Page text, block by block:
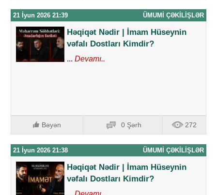
21 İyun 2026 21:39 ÜMUMI ÇƏKILIŞLƏR
Həqiqət Nədir | İmam Hüseynin
vəfalı Dostları Kimdir?
... Devamı..
Bəyən 0 Şərh 272
21 İyun 2026 21:38 ÜMUMI ÇƏKILIŞLƏR
Həqiqət Nədir | İmam Hüseynin
vəfalı Dostları Kimdir?